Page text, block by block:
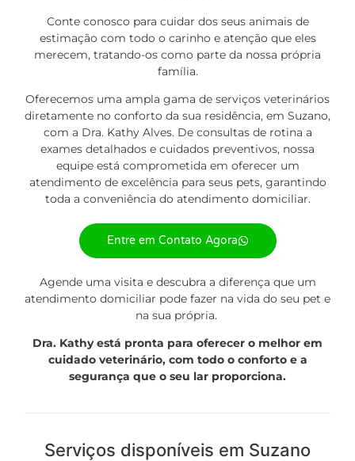
Conte conosco para cuidar dos seus animais de
estimação com todo o carinho e atenção que eles
merecem, tratando-os como parte da nossa própria
família.
Oferecemos uma ampla gama de serviços veterinários
diretamente no conforto da sua residência, em Suzano,
com a Dra. Kathy Alves. De consultas de rotina a
exames detalhados e cuidados preventivos, nossa
equipe está comprometida em oferecer um
atendimento de excelência para seus pets, garantindo
toda a conveniência do atendimento domiciliar.
Entre em Contato Agora
Agende uma visita e descubra a diferença que um
atendimento domiciliar pode fazer na vida do seu pet e
na sua própria.
Dra. Kathy está pronta para oferecer o melhor em
cuidado veterinário, com todo o conforto e a
segurança que o seu lar proporciona.
Serviços disponíveis em Suzano